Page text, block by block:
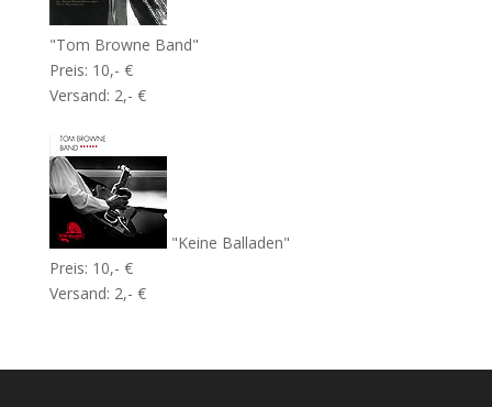
"Tom Browne Band"
Preis: 10,- €
Versand: 2,- €
"Keine Balladen"
Preis: 10,- €
Versand: 2,- €